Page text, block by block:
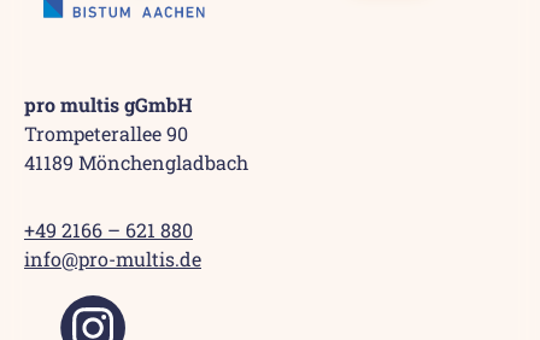
pro multis gGmbH
Trompeterallee 90
41189 Mönchengladbach
+49 2166 – 621 880
info@pro-multis.de